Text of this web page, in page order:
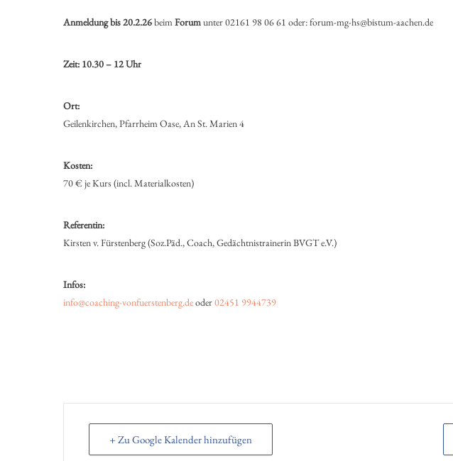
Anmeldung bis 20.2.26beimForumunter 02161 98 06 61 oder: forum-mg-hs@bistum-aachen.de
Zeit: 10.30 – 12 Uhr
Ort:
Geilenkirchen, Pfarrheim Oase, An St. Marien 4
Kosten:
70 € je Kurs (incl. Materialkosten)
Referentin:
Kirsten v. Fürstenberg (Soz.Päd., Coach, Gedächtnistrainerin BVGT e.V.)
Infos:
info@coaching-vonfuerstenberg.deoder02451 9944739
+ Zu Google Kalender hinzufügen